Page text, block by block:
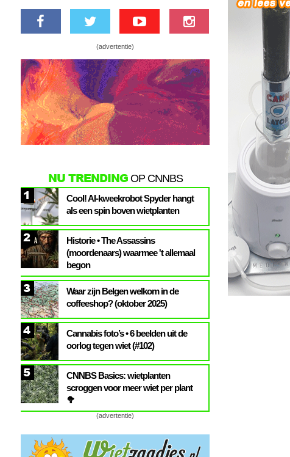
(advertentie)
NU TRENDINGOP CNNBS
1
Cool! AI-kweekrobot Spyder hangt
als een spin boven wietplanten
2
Historie • The Assassins
(moordenaars) waarmee 't allemaal
begon
3
Waar zijn Belgen welkom in de
coffeeshop? (oktober 2025)
4
Cannabis foto’s • 6 beelden uit de
oorlog tegen wiet (#102)
5
CNNBS Basics: wietplanten
scroggen voor meer wiet per plant
🥦
(advertentie)